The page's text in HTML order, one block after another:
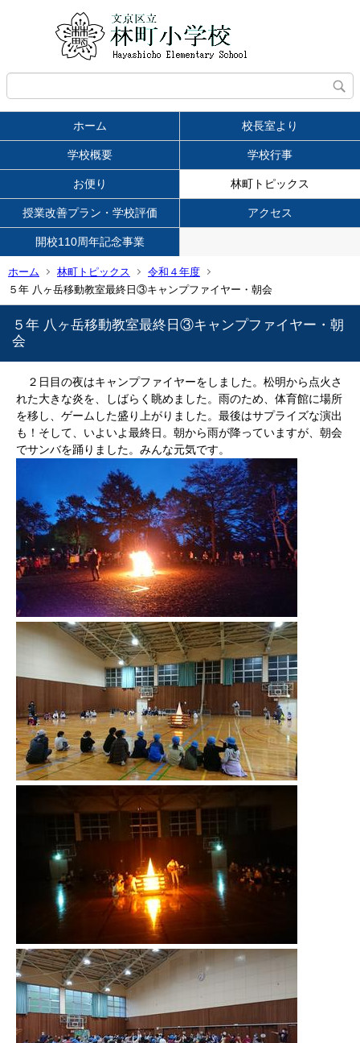
ホーム 校長室より
学校概要 学校行事
お便り 林町トピックス
授業改善プラン・学校評価 アクセス
開校110周年記念事業
ホーム 林町トピックス
令和４年度
５年 八ヶ岳移動教室最終日③キャンプファイヤー・朝会
５年 八ヶ岳移動教室最終日③キャンプファイヤー・朝
会
２日目の夜はキャンプファイヤーをしました。松明から点火さ
れた大きな炎を、しばらく眺めました。雨のため、体育館に場所
を移し、ゲームした盛り上がりました。最後はサプライズな演出
も！そして、いよいよ最終日。朝から雨が降っていますが、朝会
でサンバを踊りました。みんな元気です。